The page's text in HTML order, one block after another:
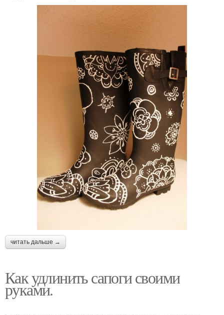
читать дальше →
Как удлинить сапоги своими
руками.